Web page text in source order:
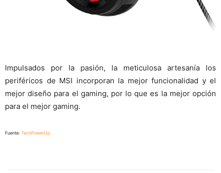
Impulsados por la pasión, la meticulosa artesanía los
periféricos de MSI incorporan la mejor funcionalidad y el
mejor diseño para el gaming, por lo que es la mejor opción
para el mejor gaming.
Fuente: TechPowerUp